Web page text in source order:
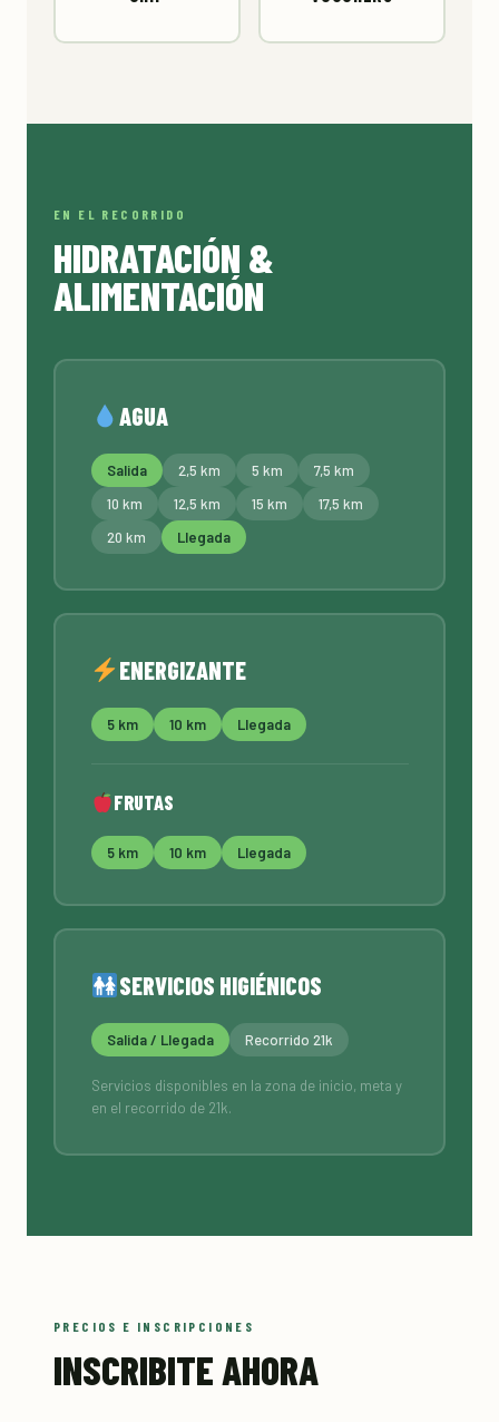
EN EL RECORRIDO
HIDRATACIÓN &
ALIMENTACIÓN
AGUA
Salida 2,5 km 5 km
7,5 km
10 km
12,5 km 15 km
17,5 km
20 km
Llegada
ENERGIZANTE
5 km 10 km Llegada
FRUTAS
5 km 10 km Llegada
SERVICIOS HIGIÉNICOS
Salida / Llegada Recorrido 21k
Servicios disponibles en la zona de inicio, meta y
en el recorrido de 21k.
PRECIOS E INSCRIPCIONES
INSCRIBITE AHORA